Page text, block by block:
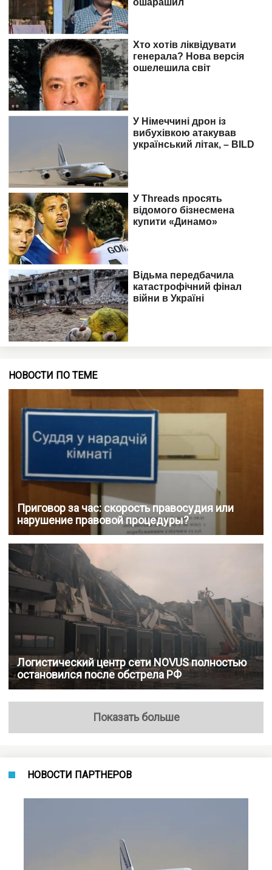
НОВОСТИ ПО ТЕМЕ
Приговор за час: скорость правосудия или
нарушение правовой процедуры?
Логистический центр сети NOVUS полностью
остановился после обстрела РФ
Показать больше
НОВОСТИ ПАРТНЕРОВ